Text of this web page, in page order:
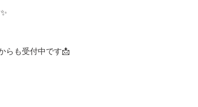
らも受付中です📩